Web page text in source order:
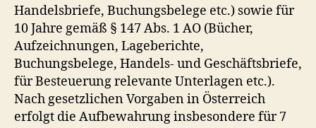
Handelsbriefe, Buchungsbelege etc.) sowie für
10 Jahre gemäß § 147 Abs. 1 AO (Bücher,
Aufzeichnungen, Lageberichte,
Buchungsbelege, Handels- und Geschäftsbriefe,
für Besteuerung relevante Unterlagen etc.).
Nach gesetzlichen Vorgaben in Österreich
erfolgt die Aufbewahrung insbesondere für 7